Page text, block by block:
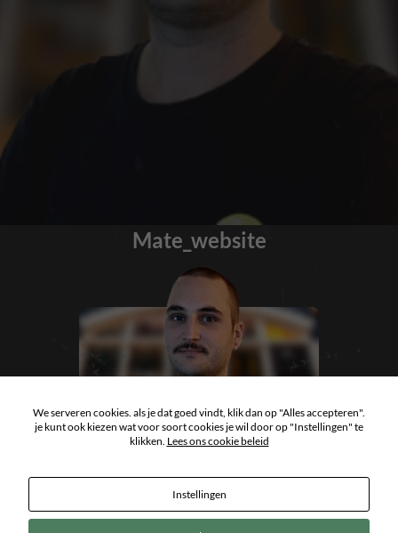
Mate_website
We serveren cookies. als je dat goed vindt, klik dan op "Alles accepteren".
je kunt ook kiezen wat voor soort cookies je wil door op "Instellingen" te
klikken. Lees ons cookie beleid
Instellingen